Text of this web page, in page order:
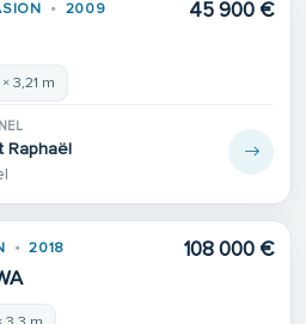
2009 45 900 €
3,21 m
Raphaël
2018 108 000 €